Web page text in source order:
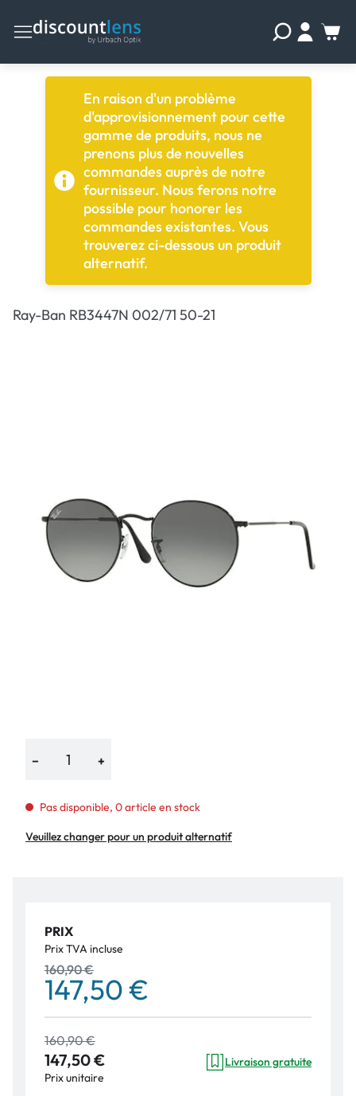
En raison d'un problème
d'approvisionnement pour cette
gamme de produits, nous ne
prenons plus de nouvelles
commandes auprès de notre
fournisseur. Nous ferons notre
possible pour honorer les
commandes existantes. Vous
trouverez ci-dessous un produit
alternatif.
Ray-Ban RB3447N 002/71 50-21
− +
Pas disponible, 0 article en stock
Veuillez changer pour un produit alternatif
PRIX
Prix TVA incluse
160,90 €
147,50 €
160,90 €
147,50 €
Prix unitaire
Livraison gratuite